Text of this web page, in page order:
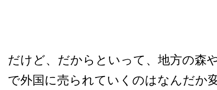
だけど、だからといって、地方の森
で外国に売られていくのはなんだか